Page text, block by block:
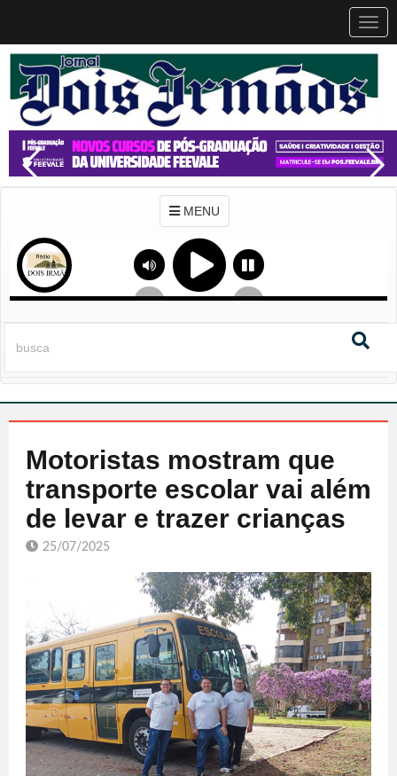
MENU
Motoristas mostram que
transporte escolar vai além
de levar e trazer crianças
25/07/2025